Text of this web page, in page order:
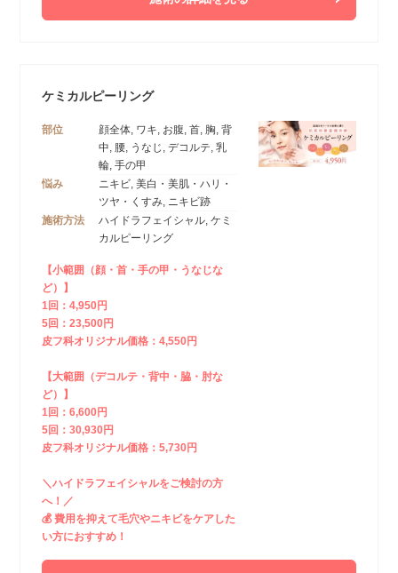
ケミカルピーリング
部位
顔全体, ワキ, お腹, 首, 胸, 背
中, 腰, うなじ, デコルテ, 乳
輪, 手の甲
悩み
ニキビ, 美白・美肌・ハリ・
ツヤ・くすみ, ニキビ跡
施術方法
ハイドラフェイシャル, ケミ
カルピーリング
【小範囲（顔・首・手の甲・うなじな
ど）】
1回：4,950円
5回：23,500円
皮フ科オリジナル価格：4,550円
【大範囲（デコルテ・背中・脇・肘な
ど）】
1回：6,600円
5回：30,930円
皮フ科オリジナル価格：5,730円
＼ハイドラフェイシャルをご検討の方
へ！／
💰 費用を抑えて毛穴やニキビをケアした
い方におすすめ！